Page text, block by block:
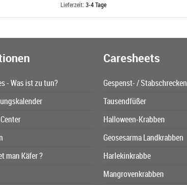
Lieferzeit:3-4 Tage
- Was ist zu tun?
man Käfer ?
Caresheets
Gespenst- / Stabschrecken
Tausendfüßer
Halloween-Krabben
Geosesarma Landkrabben
Harlekinkrabbe
Mangrovenkrabben